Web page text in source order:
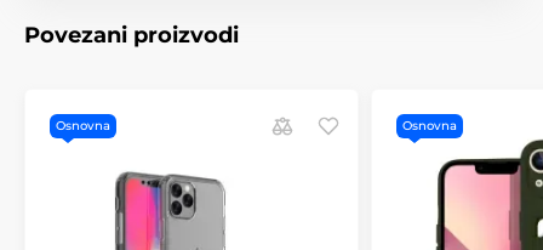
Povezani proizvodi
Osnovna Osnovna